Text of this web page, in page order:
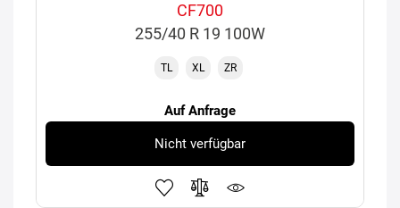
CF700
255/40 R 19 100W
TL XL ZR
Auf Anfrage
Nicht verfügbar